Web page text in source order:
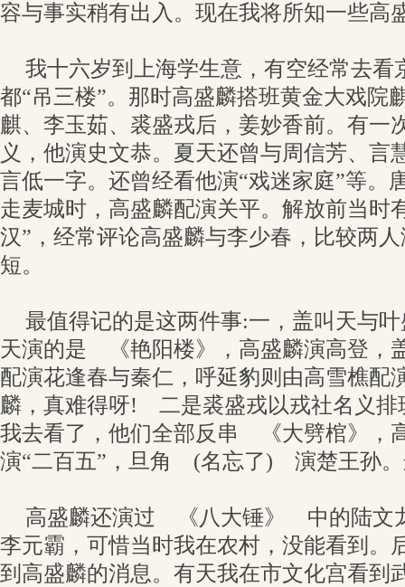
容与事实稍有出入。现在我将所知一些高
我十六岁到上海学生意，有空经常去看
都“吊三楼”。那时高盛麟搭班黄金大戏院
麒、李玉茹、裘盛戎后，姜妙香前。有一
义，他演史文恭。夏天还曾与周信芳、言
言低一字。还曾经看他演“戏迷家庭”等。
走麦城时，高盛麟配演关平。解放前当时
汉”，经常评论高盛麟与李少春，比较两
短。
最值得记的是这两件事:一，盖叫天与
天演的是 《艳阳楼》，高盛麟演高登，
配演花逢春与秦仁，呼延豹则由高雪樵配
麟，真难得呀! 二是裘盛戎以戎社名义排
我去看了，他们全部反串 《大劈棺》，
演“二百五”，旦角 (名忘了) 演楚王孙。
高盛麟还演过 《八大锤》 中的陆文
李元霸，可惜当时我在农村，没能看到。
到高盛麟的消息。有天我在市文化宫看到